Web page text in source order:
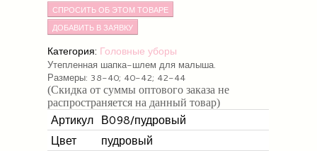
СПРОСИТЬ ОБ ЭТОМ ТОВАРЕ
Категория: Головные уборы
Утепленная шапка-шлем для малыша.
Размеры: 38-40; 40-42; 42-44
(Скидка от суммы оптового заказа не
распространяется на данный товар)
Артикул В098/пудровый
Цвет
пудровый